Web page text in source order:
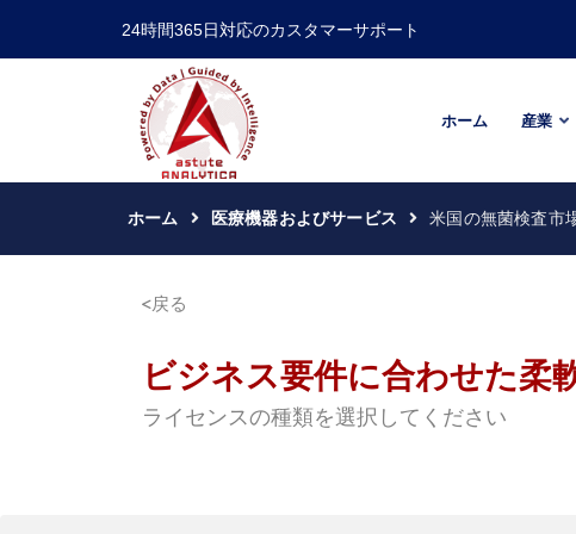
24時間365日対応のカスタマーサポート
ホーム 産業
ホーム 医療機器およびサービス 米国の無菌検査市
戻る
ビジネス要件に合わせた柔
ライセンスの種類を選択してください